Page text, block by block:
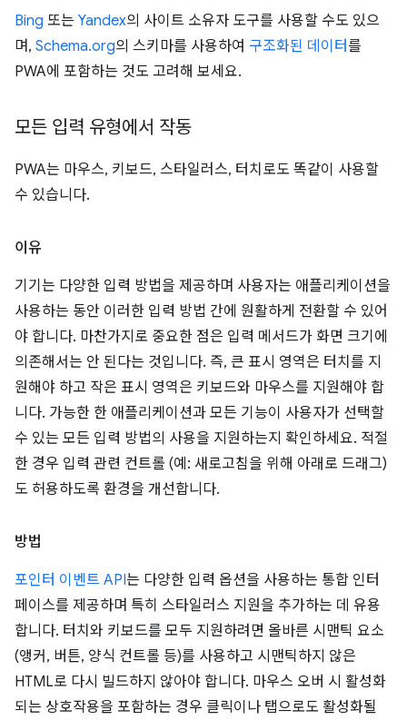
Bing 또는 Yandex의 사이트 소유자 도구를 사용할 수도 있으
며, Schema.org의 스키마를 사용하여 구조화된 데이터를
PWA에 포함하는 것도 고려해 보세요.
모든 입력 유형에서 작동
PWA는 마우스, 키보드, 스타일러스, 터치로도 똑같이 사용할
수 있습니다.
이유
기기는 다양한 입력 방법을 제공하며 사용자는 애플리케이션을
사용하는 동안 이러한 입력 방법 간에 원활하게 전환할 수 있어
야 합니다. 마찬가지로 중요한 점은 입력 메서드가 화면 크기에
의존해서는 안 된다는 것입니다. 즉, 큰 표시 영역은 터치를 지
원해야 하고 작은 표시 영역은 키보드와 마우스를 지원해야 합
니다. 가능한 한 애플리케이션과 모든 기능이 사용자가 선택할
수 있는 모든 입력 방법의 사용을 지원하는지 확인하세요. 적절
한 경우 입력 관련 컨트롤 (예: 새로고침을 위해 아래로 드래그)
도 허용하도록 환경을 개선합니다.
방법
포인터 이벤트 API는 다양한 입력 옵션을 사용하는 통합 인터
페이스를 제공하며 특히 스타일러스 지원을 추가하는 데 유용
합니다. 터치와 키보드를 모두 지원하려면 올바른 시맨틱 요소
(앵커, 버튼, 양식 컨트롤 등)를 사용하고 시맨틱하지 않은
HTML로 다시 빌드하지 않아야 합니다. 마우스 오버 시 활성화
되는 상호작용을 포함하는 경우 클릭이나 탭으로도 활성화될